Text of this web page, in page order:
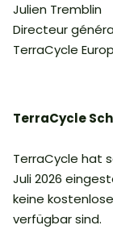
Julien Tremblin
Directeur
TerraCycle
TerraCycle
TerraCycle hat
Juli 2026
keine
verfügbar sind.